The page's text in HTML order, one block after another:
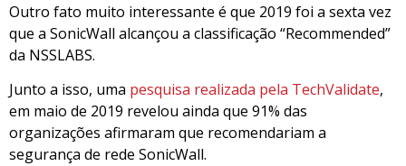
Outro fato muito interessante é que 2019 foi a sexta vez
que a SonicWall alcançou a classificação “Recommended”
da NSSLABS.
Junto a isso, uma pesquisa realizada pela TechValidate,
em maio de 2019 revelou ainda que 91% das
organizações afirmaram que recomendariam a
segurança de rede SonicWall.